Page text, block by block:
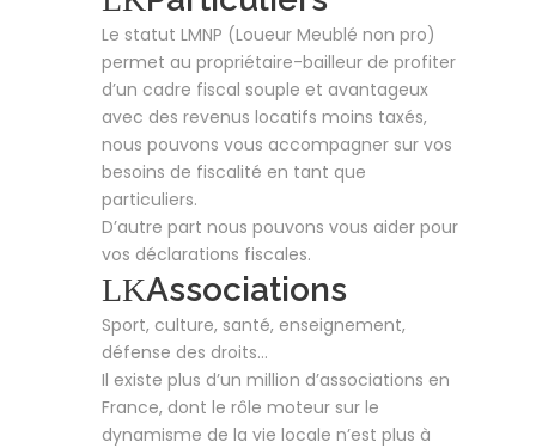
Le statut LMNP (Loueur Meublé non pro)
permet au propriétaire-bailleur de profiter
d’un cadre fiscal souple et avantageux
avec des revenus locatifs moins taxés,
nous pouvons vous accompagner sur vos
besoins de fiscalité en tant que
particuliers.
D’autre part nous pouvons vous aider pour
vos déclarations fiscales.
Associations
Sport, culture, santé, enseignement,
défense des droits…
Il existe plus d’un million d’associations en
France, dont le rôle moteur sur le
dynamisme de la vie locale n’est plus à